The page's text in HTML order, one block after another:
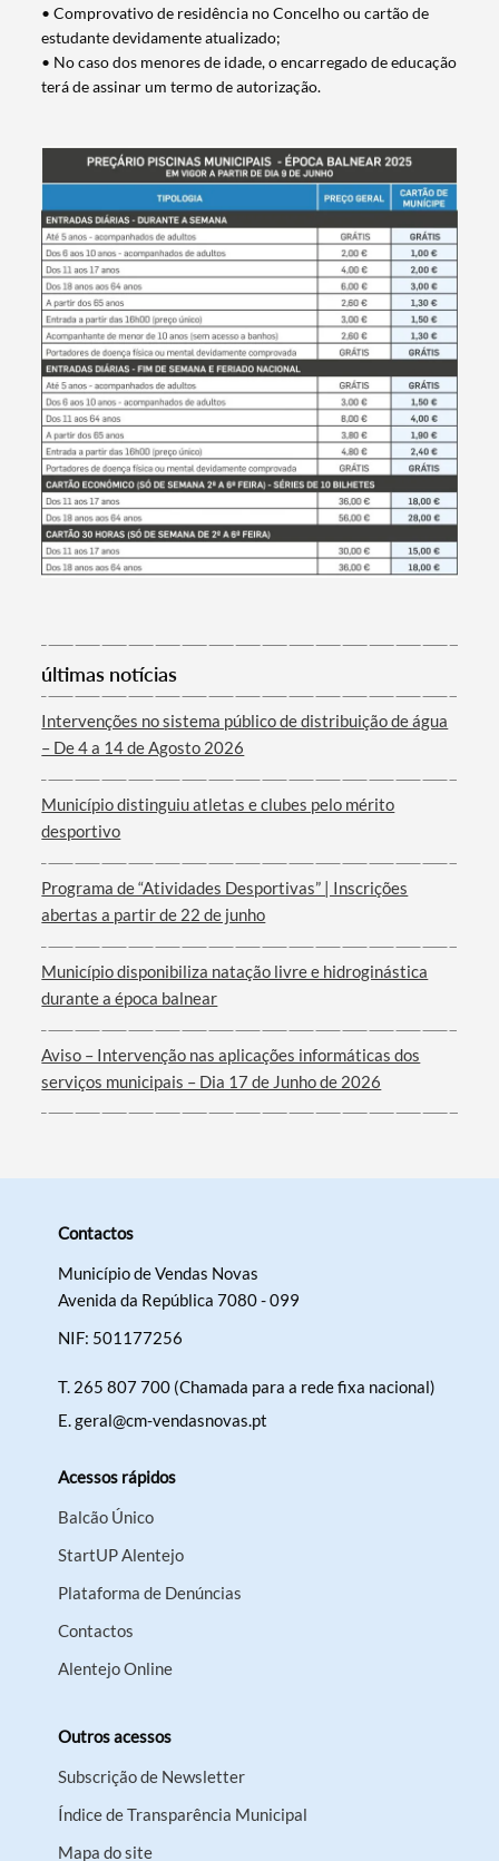
Termo de Pesquisa
Categorias gerais
Filtros
• Comprovativo de residência no Concelho ou cartão de
estudante devidamente atualizado;
• No caso dos menores de idade, o encarregado de educação
terá de assinar um termo de autorização.
últimas notícias
Intervenções no sistema público de distribuição de água
– De 4 a 14 de Agosto 2026
Município distinguiu atletas e clubes pelo mérito
desportivo
Programa de “Atividades Desportivas” | Inscrições
abertas a partir de 22 de junho
Município disponibiliza natação livre e hidroginástica
durante a época balnear
Aviso – Intervenção nas aplicações informáticas dos
serviços municipais – Dia 17 de Junho de 2026
Contactos
Município de Vendas Novas
Avenida da República 7080 - 099
NIF: 501177256
T. 265 807 700 (Chamada para a rede fixa nacional)
E.geral@cm-vendasnovas.pt
Acessos rápidos
Balcão Único
StartUP Alentejo
Plataforma de Denúncias
Contactos
Alentejo Online
Outros acessos
Subscrição de Newsletter
Índice de Transparência Municipal
Mapa do site